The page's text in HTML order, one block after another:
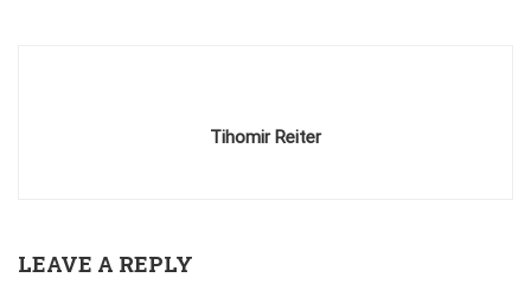
Tihomir Reiter
LEAVE A REPLY